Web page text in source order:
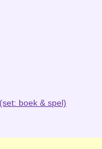
boek & spel)